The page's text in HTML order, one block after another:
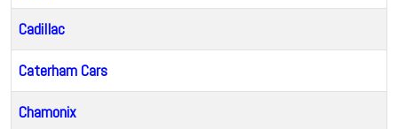
Cadillac
Caterham Cars
Chamonix